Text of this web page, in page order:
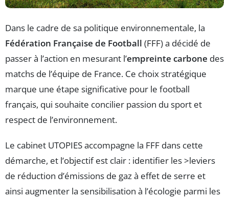
Dans le cadre de sa politique environnementale, la
Fédération Française de Football (FFF) a décidé de
passer à l’action en mesurant l’empreinte carbone des
matchs de l’équipe de France. Ce choix stratégique
marque une étape significative pour le football
français, qui souhaite concilier passion du sport et
respect de l’environnement.
Le cabinet UTOPIES accompagne la FFF dans cette
démarche, et l’objectif est clair : identifier les >leviers
de réduction d’émissions de gaz à effet de serre et
ainsi augmenter la sensibilisation à l’écologie parmi les